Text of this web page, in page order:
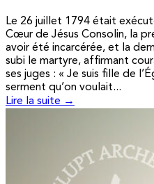
Le 26 juillet 1794 était
Cœur de Jésus Consolin, la
avoir été incarcérée, et la
subi le martyre, affirmant
ses juges : « Je suis fille de
serment qu’on voulait...
Lire la suite →